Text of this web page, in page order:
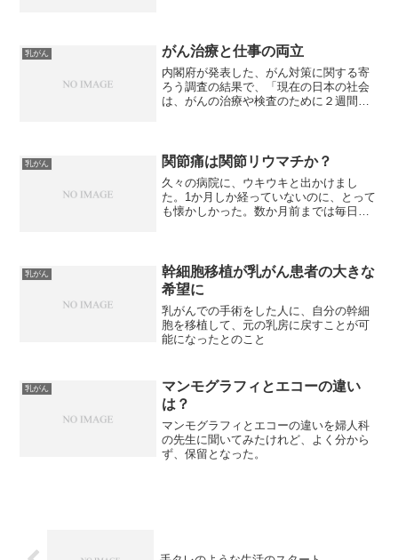
乳がん がん治療と仕事の両立
内閣府が発表した、がん対策に関する寄
ろう調査の結果で、「現在の日本の社会
は、がんの治療や検査のために２週間に
聞いたところ、困難と答え...
乳がん 関節痛は関節リウマチか？
久々の病院に、ウキウキと出かけまし
た。1か月しか経っていないのに、とって
も懐かしかった。数か月前までは毎日の
うと、「薬のせいではない...
乳がん
幹細胞移植が乳がん患者の大きな
希望に
乳がんでの手術をした人に、自分の幹細
胞を移植して、元の乳房に戻すことが可
能になったとのこと
乳がん
マンモグラフィとエコーの違い
は？
マンモグラフィとエコーの違いを婦人科
の先生に聞いてみたけれど、よく分から
ず、保留となった。